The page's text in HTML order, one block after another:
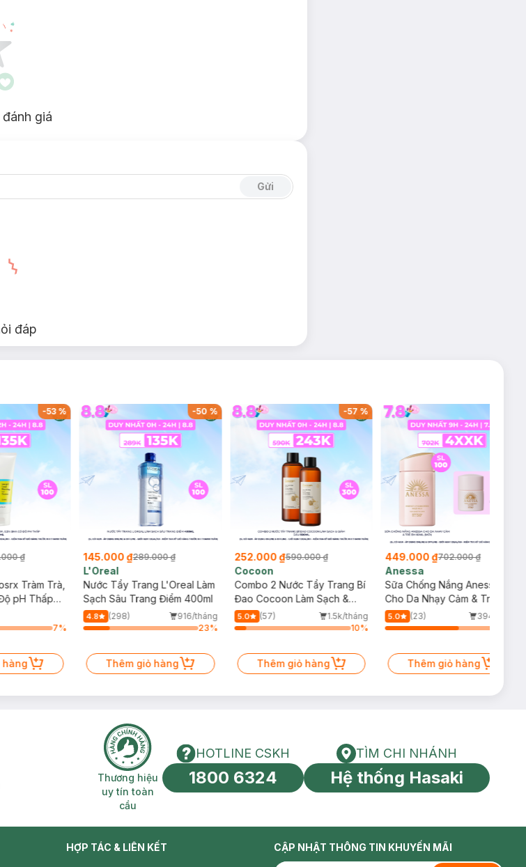
giá
Gửi
đáp
-53%
₫
Tràm Trà,
pH Thấp
7%
hàng
-50 %
145.000 ₫289.000 ₫
L'Oreal
Nước Tẩy Trang L'Oreal Làm
Sạch Sâu Trang Điểm 400ml
4.8 (298)
916/tháng
23%
Thêm giỏ hàng
-57 %
252.000 ₫590.000 ₫
Cocoon
Combo 2 Nước Tẩy Trang Bí
Đao Cocoon Làm Sạch &
Giảm Dầu 500ml
5.0 (57)
1.5k/tháng
10%
Thêm giỏ hàng
449.000 ₫702.000 ₫
Anessa
Sữa Chống Nắng Anessa
Cho Da Nhạy Cảm & Trẻ Em
60ml (Mới)
5.0 (23)
394/tháng
Thêm giỏ hàng
đổi trả miễn phí Thương hiệu uy tín toàn cầu
Thương hiệu
uy tín toàn
cầu
HOTLINE CSKH
HOTLINE CSKH
1800 6324
Tìm chi nhánh
TÌM CHI NHÁNH
Hệ thống Hasaki
HỢP TÁC & LIÊN KẾT CẬP NHẬT THÔNG TIN KHUYẾN MÃI